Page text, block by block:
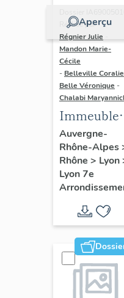
Aperçu
Réalisé par
Régnier Julie
Mandon Marie-
Cécile
- Belleville Coralie
Belle Véronique -
Chalabi
du secteur
d'étude La
Guillotière
Auvergne-
Rhône-Alpes
Rhône > Lyon
Lyon 7e